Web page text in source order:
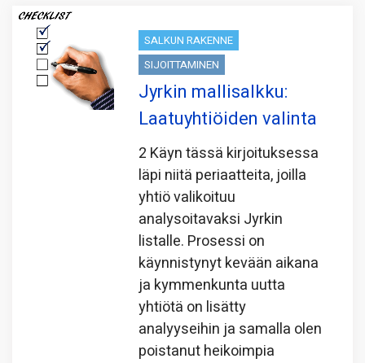
SALKUN RAKENNE
SIJOITTAMINEN
Jyrkin mallisalkku:
Laatuyhtiöiden valinta
2 Käyn tässä kirjoituksessa
läpi niitä periaatteita, joilla
yhtiö valikoituu
analysoitavaksi Jyrkin
listalle. Prosessi on
käynnistynyt kevään aikana
ja kymmenkunta uutta
yhtiötä on lisätty
analyyseihin ja samalla olen
poistanut heikoimpia